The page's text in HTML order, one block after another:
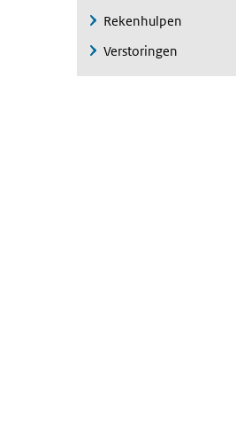
Rekenhulpen
Verstoringen